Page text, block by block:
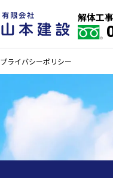
解体工
プライバシーポリシー